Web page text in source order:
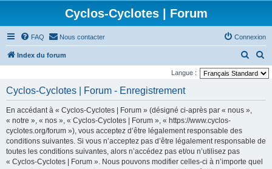
Cyclos-Cyclotes | Forum
FAQ Nous contacter Connexion
Index du forum
e
e
e
c
Langue :
Cyclos-Cyclotes | Forum - Enregistrement
En accédant à « Cyclos-Cyclotes | Forum » (désigné ci-après par « nous »,
« notre », « nos », « Cyclos-Cyclotes | Forum », « https://www.cyclos-
cyclotes.org/forum »), vous acceptez d’être légalement responsable des
conditions suivantes. Si vous n’acceptez pas d’être légalement responsable de
toutes les conditions suivantes, alors n’accédez pas et/ou n’utilisez pas
« Cyclos-Cyclotes | Forum ». Nous pouvons modifier celles-ci à n’importe quel